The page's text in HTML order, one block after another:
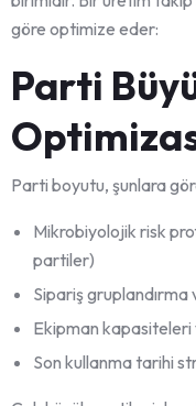
göre optimize eder:
Parti
Parti boyutu, şunlara
Mikrobiyolojik risk
partiler)
Sipariş gruplandırma
Ekipman
Son kullanma tarihi